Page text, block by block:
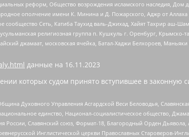
реформ, Общество возрождения исламского наследия,
ополчение имени К. Минина и Д. Пожарского, Аджр от
сообщество Сеть, Катиба Таухид валь-Джихад, Хайят Тахрир аш-
религиозная группа п. Кушкуль г. Оренбург,
джамаат, московская ячейка, Батал-Хаджи Белхороев,
данные на 16.11.2023
которых судом принято вступившее в законную
Духовного Управления Асгардской Веси Беловодья,
единство, Национал-социалистическое общество,
России, Славянский союз, Формат-18, Благородный Орден
Инглистической церкви Православных Староверов-